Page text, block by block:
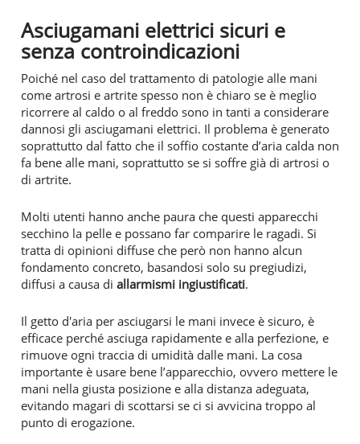
Asciugamani elettrici sicuri e
senza controindicazioni
Poiché nel caso del trattamento di patologie alle mani
come artrosi e artrite spesso non è chiaro se è meglio
ricorrere al caldo o al freddo sono in tanti a considerare
dannosi gli asciugamani elettrici. Il problema è generato
soprattutto dal fatto che il soffio costante d’aria calda non
fa bene alle mani, soprattutto se si soffre già di artrosi o
di artrite.
Molti utenti hanno anche paura che questi apparecchi
secchino la pelle e possano far comparire le ragadi. Si
tratta di opinioni diffuse che però non hanno alcun
fondamento concreto, basandosi solo su pregiudizi,
diffusi a causa di allarmismi ingiustificati.
Il getto d'aria per asciugarsi le mani invece è sicuro, è
efficace perché asciuga rapidamente e alla perfezione, e
rimuove ogni traccia di umidità dalle mani. La cosa
importante è usare bene l’apparecchio, ovvero mettere le
mani nella giusta posizione e alla distanza adeguata,
evitando magari di scottarsi se ci si avvicina troppo al
punto di erogazione.